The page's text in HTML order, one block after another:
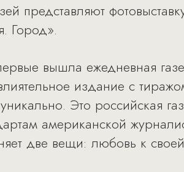
представляют
Город».
вышла ежедневная
издание с
Это российская
американской
две вещи: любовь к